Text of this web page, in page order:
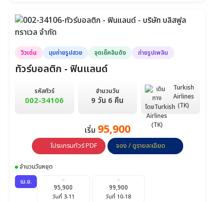
พ.ย.
89,900
วันที่ 17-25
ธ.ค.
99,900
วันที่ 5-13
99,900
วันที่ 19-27
92,900
วันที่ 19-27
92,900
วันที่ 13-21
92,900
วันที่ 20-28
วิวเด่น มุมถ่ายรูปสวย จุดเช็คอินดัง ถ่ายรูปเพลิน
ทัวร์บอลติก - ฟินแลนด์
รหัสทัวร์
002-34106
จำนวนวัน
9 วัน 6 คืน
Turkish
Airlines
(TK)
เริ่ม 95,900
โปรแกรมทัวร์ PDF จอง / ดูรายละเอียด
จำนวนวันหยุด
เม.ย.
95,900
วันที่ 3-11
99,900
วันที่ 10-18